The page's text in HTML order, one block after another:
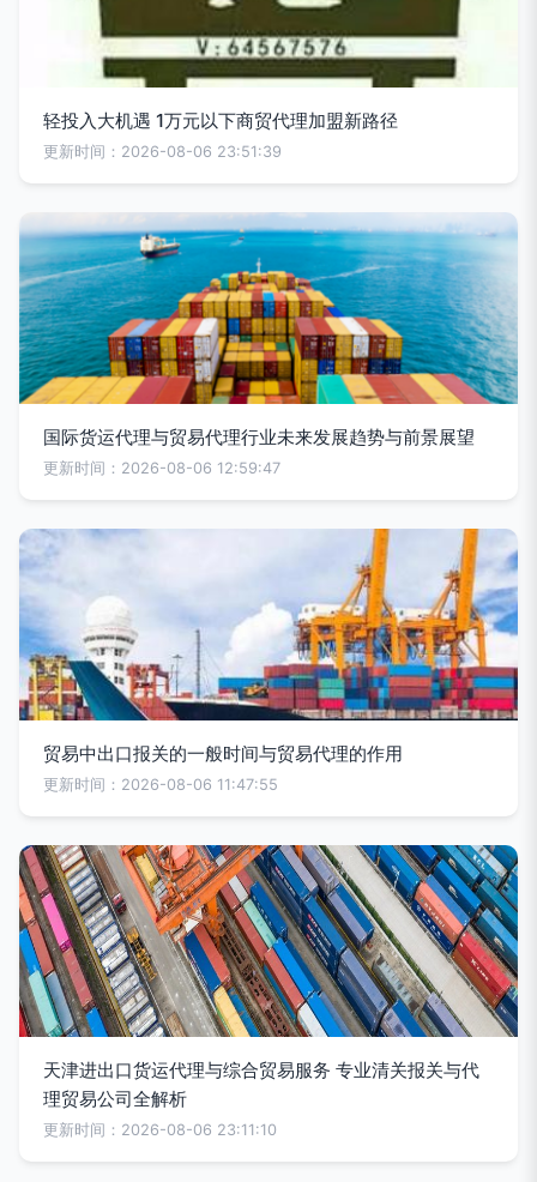
轻投入大机遇 1万元以下商贸代理加盟新路径
更新时间：2026-08-06 23:51:39
国际货运代理与贸易代理行业未来发展趋势与前景展望
更新时间：2026-08-06 12:59:47
贸易中出口报关的一般时间与贸易代理的作用
更新时间：2026-08-06 11:47:55
天津进出口货运代理与综合贸易服务 专业清关报关与代
理贸易公司全解析
更新时间：2026-08-06 23:11:10